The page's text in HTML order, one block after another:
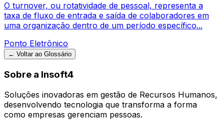
O turnover, ou rotatividade de pessoal, representa a
taxa de fluxo de entrada e saída de colaboradores em
uma organização dentro de um período específico...
Ponto Eletrônico
← Voltar ao Glossário
Sobre a Insoft4
Soluções inovadoras em gestão de Recursos Humanos,
desenvolvendo tecnologia que transforma a forma
como empresas gerenciam pessoas.